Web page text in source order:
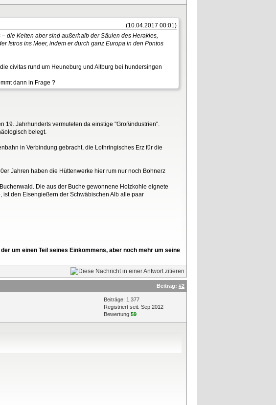
(10.04.2017 00:01)
die Kelten aber sind außerhalb der Säulen des Herakles,
Istros ins Meer, indem er durch ganz Europa in den Pontos
civitas rund um Heuneburg und Altburg bei hundersingen
dann in Frage ?
19. Jahrhunderts vermuteten da einstige "Großindustrien".
belegt.
in Verbindung gebracht, die Lothringisches Erz für die
Jahren haben die Hüttenwerke hier rum nur noch Bohnerz
Die aus der Buche gewonnene Holzkohle eignete
den Eisengießern der Schwäbischen Alb alle paar
um einen Teil seines Einkommens, aber noch mehr um seine
Beitrag: #2
Beiträge: 1.377
Registriert seit: Sep 2012
Bewertung 59